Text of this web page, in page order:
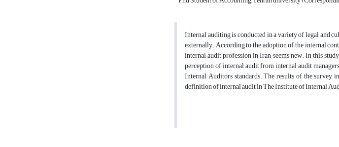
Internal auditing is conducted in a variety of legal and
externally. According to the adoption of the internal
internal audit profession in Iran seems new. In this
perception of internal audit from internal audit
Internal Auditors standards. The results of the
definition of internal audit in The Institute of Internal